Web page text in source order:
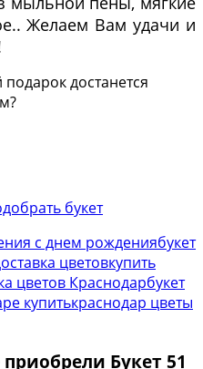
Желаем Вам удачи и
букет
с днем рождениябукет
цветовкупить
цветов Краснодарбукет
купитькраснодар цветы
Букет 51